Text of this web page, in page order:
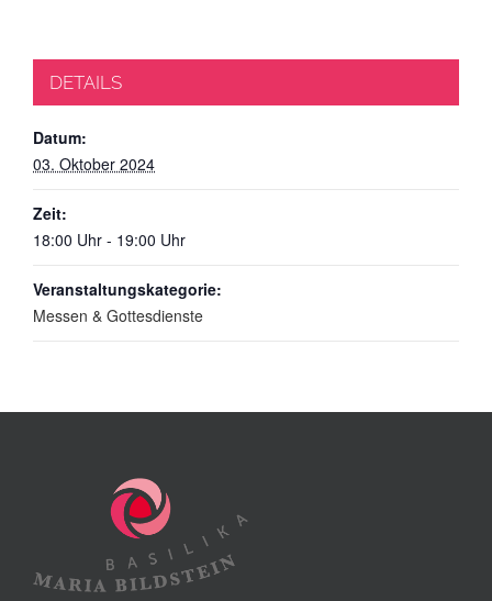
DETAILS
Datum:
03. Oktober 2024
Zeit:
18:00 Uhr - 19:00 Uhr
Veranstaltungskategorie:
Messen & Gottesdienste